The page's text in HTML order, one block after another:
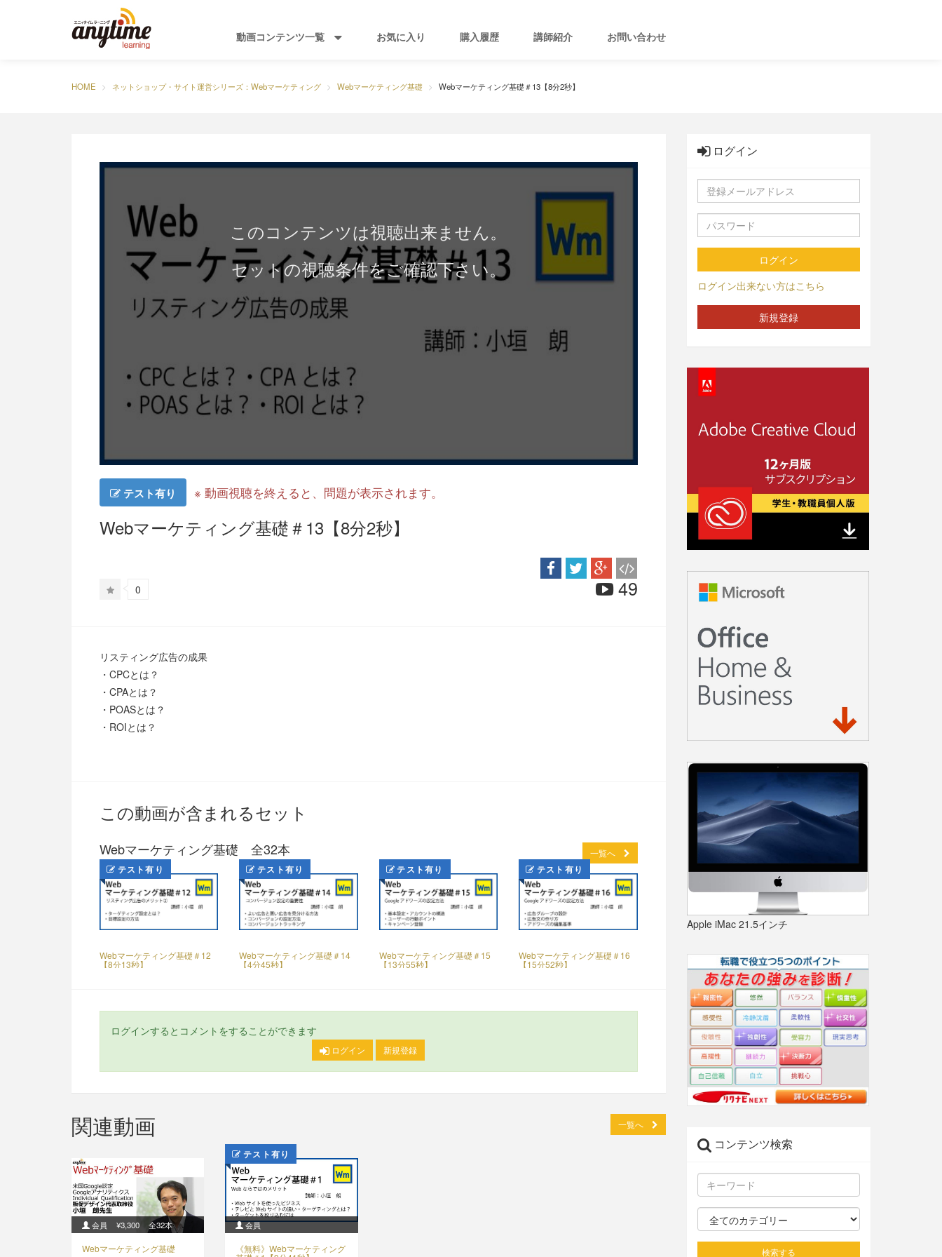
動画コンテンツ一覧 お気に入り 購入履歴 講師紹介 お問い合わせ
HOME ネットショップ・サイト運営シリーズ：Webマーケティング Webマーケティング基礎 Webマーケティング基礎＃13【8分2秒】
このコンテンツは視聴出来ません。
セットの視聴条件をご確認下さい。
テスト有り ※ 動画視聴を終えると、問題が表示されます。
Webマーケティング基礎＃13【8分2秒】
0 49
リスティング広告の成果
・CPCとは？
・CPAとは？
・POASとは？
・ROIとは？
この動画が含まれるセット
Webマーケティング基礎 全32本 一覧へ
テスト有り
Webマーケティング基礎＃12
【8分13秒】
テスト有り
Webマーケティング基礎＃14
【4分45秒】
テスト有り
Webマーケティング基礎＃15
【13分55秒】
テスト有り
Webマーケティング基礎＃16
【15分52秒】
ログインするとコメントをすることができます
ログイン 新規登録
関連動画 一覧へ
会員 ¥3,300 全32本
Webマーケティング基礎
テスト有り
会員
《無料》Webマーケティング
ログイン
ログイン
ログイン出来ない方はこちら
新規登録
Apple iMac 21.5インチ
コンテンツ検索
検索する